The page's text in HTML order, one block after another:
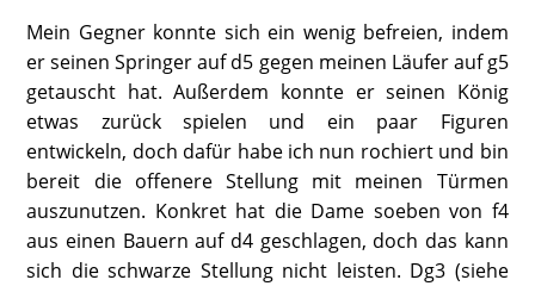
Mein Gegner konnte sich ein wenig befreien, indem
er seinen Springer auf d5 gegen meinen Läufer auf g5
getauscht hat. Außerdem konnte er seinen König
etwas zurück spielen und ein paar Figuren
entwickeln, doch dafür habe ich nun rochiert und bin
bereit die offenere Stellung mit meinen Türmen
auszunutzen. Konkret hat die Dame soeben von f4
aus einen Bauern auf d4 geschlagen, doch das kann
sich die schwarze Stellung nicht leisten. Dg3 (siehe